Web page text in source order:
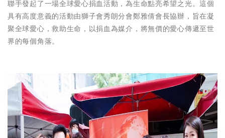
聯手發起了一場全球愛心捐血活動，為生命點亮希望之光。這個
具有高度意義的活動由獅子會秀朗分會鄭雅倩會長協辦，旨在凝
聚全球愛心，救助生命，以捐血為媒介，將無價的愛心傳遞至世
界的每個角落。